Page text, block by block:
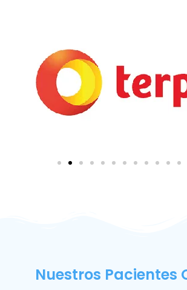
Nuestros Pacientes